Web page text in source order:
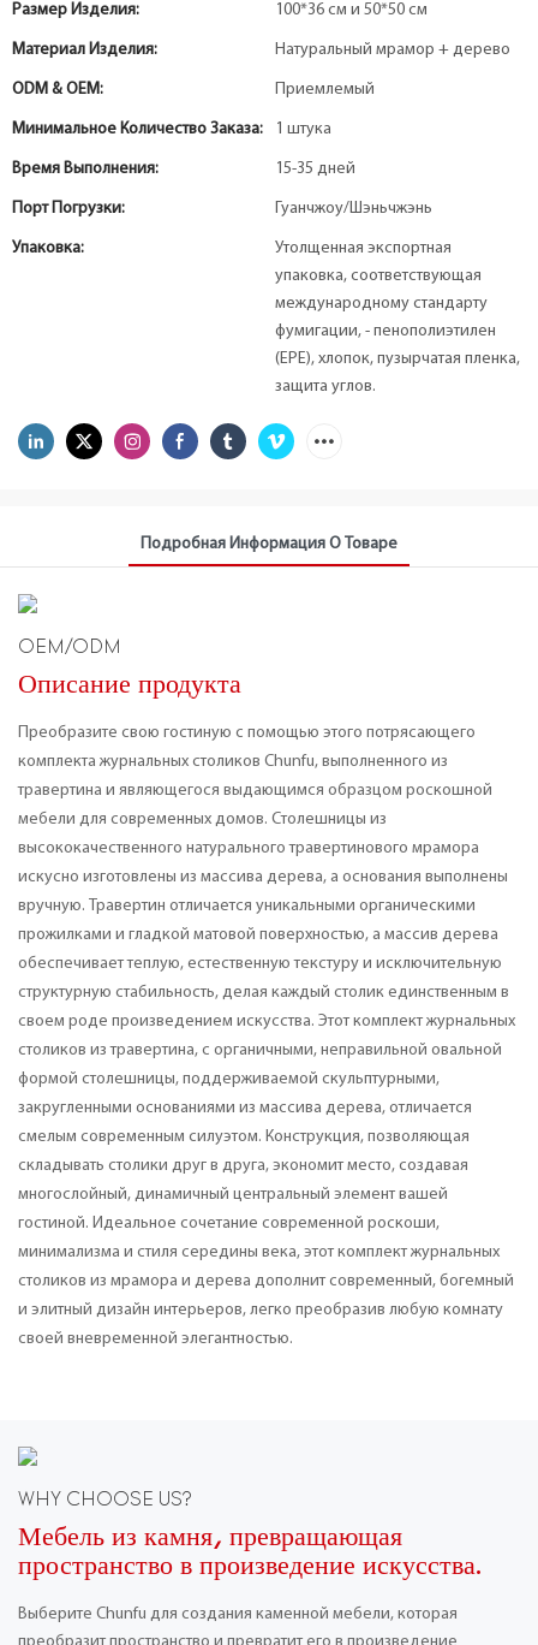
Размер Изделия: 100*36 см и 50*50 см
Материал Изделия: Натуральный мрамор + дерево
ODM & OEM: Приемлемый
Минимальное Количество Заказа: 1 штука
Время Выполнения: 15-35 дней
Порт Погрузки: Гуанчжоу/Шэньчжэнь
Упаковка:
Утолщенная экспортная
упаковка, соответствующая
международному стандарту
фумигации, - пенополиэтилен
(EPE), хлопок, пузырчатая пленка,
защита углов.
Подробная Информация О Товаре
OEM/ODM
Описание продукта
Преобразите свою гостиную с помощью этого потрясающего
комплекта журнальных столиков Chunfu, выполненного из
травертина и являющегося выдающимся образцом роскошной
мебели для современных домов. Столешницы из
высококачественного натурального травертинового мрамора
искусно изготовлены из массива дерева, а основания выполнены
вручную. Травертин отличается уникальными органическими
прожилками и гладкой матовой поверхностью, а массив дерева
обеспечивает теплую, естественную текстуру и исключительную
структурную стабильность, делая каждый столик единственным в
своем роде произведением искусства. Этот комплект журнальных
столиков из травертина, с органичными, неправильной овальной
формой столешницы, поддерживаемой скульптурными,
закругленными основаниями из массива дерева, отличается
смелым современным силуэтом. Конструкция, позволяющая
складывать столики друг в друга, экономит место, создавая
многослойный, динамичный центральный элемент вашей
гостиной. Идеальное сочетание современной роскоши,
минимализма и стиля середины века, этот комплект журнальных
столиков из мрамора и дерева дополнит современный, богемный
и элитный дизайн интерьеров, легко преобразив любую комнату
своей вневременной элегантностью.
WHY CHOOSE US?
Мебель из камня, превращающая
пространство в произведение искусства.
Выберите Chunfu для создания каменной мебели, которая